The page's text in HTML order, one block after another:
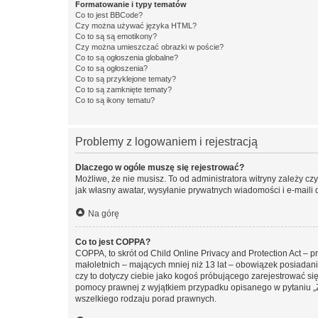
Formatowanie i typy tematów
Co to jest BBCode?
Czy można używać języka HTML?
Co to są są emotikony?
Czy można umieszczać obrazki w poście?
Co to są ogłoszenia globalne?
Co to są ogłoszenia?
Co to są przyklejone tematy?
Co to są zamknięte tematy?
Co to są ikony tematu?
Problemy z logowaniem i rejestracją
Dlaczego w ogóle muszę się rejestrować?
Możliwe, że nie musisz. To od administratora witryny zależy
jak własny awatar, wysyłanie prywatnych wiadomości i e-
Na górę
Co to jest COPPA?
COPPA, to skrót od Child Online Privacy and Protection Act –
małoletnich – mających mniej niż 13 lat – obowiązek
czy to dotyczy ciebie jako kogoś próbującego zarejestrować
pomocy prawnej z wyjątkiem przypadku opisanego w pytaniu
wszelkiego rodzaju porad prawnych.